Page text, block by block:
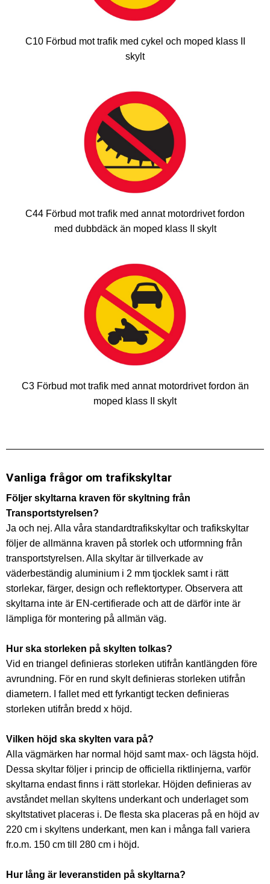
C10 Förbud mot trafik med cykel och moped klass II
skylt
C44 Förbud mot trafik med annat motordrivet fordon
med dubbdäck än moped klass II skylt
C3 Förbud mot trafik med annat motordrivet fordon än
moped klass II skylt
Vanliga frågor om trafikskyltar
Följer skyltarna kraven för skyltning från
Transportstyrelsen?
Ja och nej. Alla våra standardtrafikskyltar och trafikskyltar
följer de allmänna kraven på storlek och utformning från
transportstyrelsen. Alla skyltar är tillverkade av
väderbeständig aluminium i 2 mm tjocklek samt i rätt
storlekar, färger, design och reflektortyper. Observera att
skyltarna inte är EN-certifierade och att de därför inte är
lämpliga för montering på allmän väg.
Hur ska storleken på skylten tolkas?
Vid en triangel definieras storleken utifrån kantlängden före
avrundning. För en rund skylt definieras storleken utifrån
diametern. I fallet med ett fyrkantigt tecken definieras
storleken utifrån bredd x höjd.
Vilken höjd ska skylten vara på?
Alla vägmärken har normal höjd samt max- och lägsta höjd.
Dessa skyltar följer i princip de officiella riktlinjerna, varför
skyltarna endast finns i rätt storlekar. Höjden definieras av
avståndet mellan skyltens underkant och underlaget som
skyltstativet placeras i. De flesta ska placeras på en höjd av
220 cm i skyltens underkant, men kan i många fall variera
fr.o.m. 150 cm till 280 cm i höjd.
Hur lång är leveranstiden på skyltarna?